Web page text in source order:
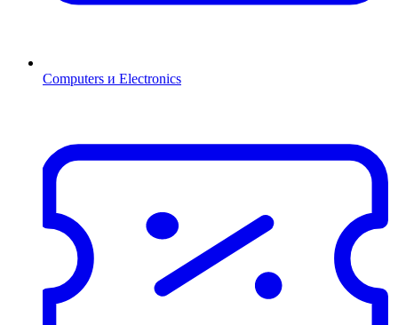
Computers и Electronics